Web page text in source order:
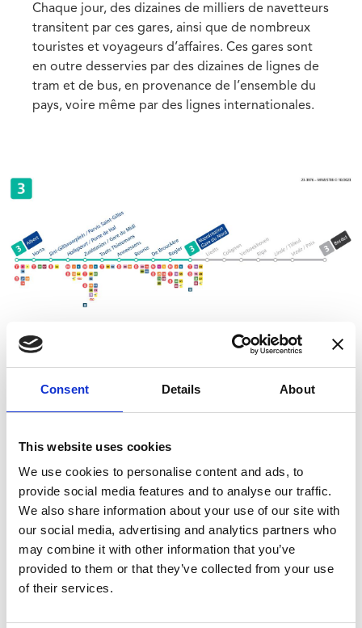
Consent Details About
This website uses cookies
We use cookies to personalise content and ads, to
provide social media features and to analyse our traffic.
We also share information about your use of our site with
our social media, advertising and analytics partners who
may combine it with other information that you’ve
provided to them or that they’ve collected from your use
of their services.
Chaque jour, des dizaines de milliers de navetteurs
transitent par ces gares, ainsi que de nombreux
touristes et voyageurs d’affaires. Ces gares sont
en outre desservies par des dizaines de lignes de
tram et de bus, en provenance de l’ensemble du
pays, voire même par des lignes internationales.
Media
Image
Des terminus interconnectés
Les futures stations terminus du Métro 3
importants pour la mobilité. La station
trouve à un carrefour important entre différents
quartiers résidentiels et de bureaux, dont le siège
de l'OTAN. Il est déjà desservi par le train et
bénéficiera également d'une ligne detram vers
l'aéroportdans quelques années.